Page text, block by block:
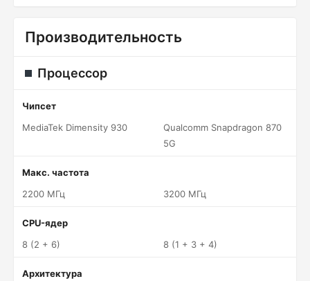
Производительность
Процессор
Чипсет
MediaTek Dimensity 930
Qualcomm Snapdragon 870
5G
Макс. частота
2200 МГц
3200 МГц
CPU-ядер
8 (2 + 6)
8 (1 + 3 + 4)
Архитектура